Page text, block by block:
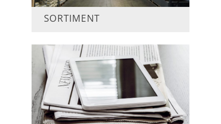
SORTIMENT